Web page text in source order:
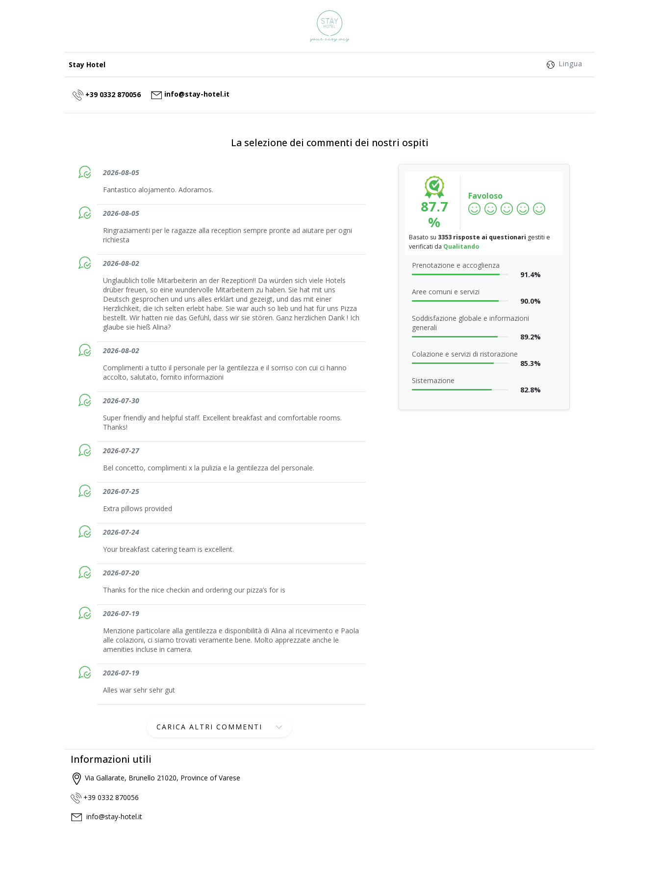
Stay Hotel Lingua
+39 0332 870056 info@stay-hotel.it
La selezione dei commenti dei nostri ospiti
2026-08-05
Fantastico alojamento. Adoramos.
2026-08-05
Ringraziamenti per le ragazze alla reception sempre pronte ad aiutare per ogni
richiesta
2026-08-02
Unglaublich tolle Mitarbeiterin an der Rezeption!! Da würden sich viele Hotels
drüber freuen, so eine wundervolle Mitarbeitern zu haben. Sie hat mit uns
Deutsch gesprochen und uns alles erklärt und gezeigt, und das mit einer
Herzlichkeit, die ich selten erlebt habe. Sie war auch so lieb und hat für uns Pizza
bestellt. Wir hatten nie das Gefühl, dass wir sie stören. Ganz herzlichen Dank ! Ich
glaube sie hieß Alina?
2026-08-02
Complimenti a tutto il personale per la gentilezza e il sorriso con cui ci hanno
accolto, salutato, fornito informazioni
2026-07-30
Super friendly and helpful staff. Excellent breakfast and comfortable rooms.
Thanks!
2026-07-27
Bel concetto, complimenti x la pulizia e la gentilezza del personale.
2026-07-25
Extra pillows provided
2026-07-24
Your breakfast catering team is excellent.
2026-07-20
Thanks for the nice checkin and ordering our pizza’s for is
2026-07-19
Menzione particolare alla gentilezza e disponibilità di Alina al ricevimento e Paola
alle colazioni, ci siamo trovati veramente bene. Molto apprezzate anche le
amenities incluse in camera.
2026-07-19
Alles war sehr sehr gut
CARICA ALTRI COMMENTI
87.7
%
Favoloso
Basato su 3353 risposte ai questionari gestiti e
verificati da Qualitando
Prenotazione e accoglienza
91.4%
Aree comuni e servizi
90.0%
Soddisfazione globale e informazioni
generali
89.2%
Colazione e servizi di ristorazione
85.3%
Sistemazione
82.8%
Informazioni utili
Via Gallarate, Brunello 21020, Province of Varese
+39 0332 870056
info@stay-hotel.it